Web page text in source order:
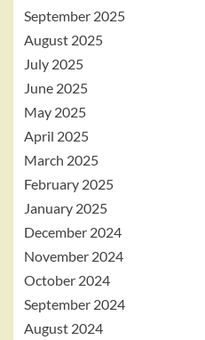
September 2025
August 2025
July 2025
June 2025
May 2025
April 2025
March 2025
February 2025
January 2025
December 2024
November 2024
October 2024
September 2024
August 2024